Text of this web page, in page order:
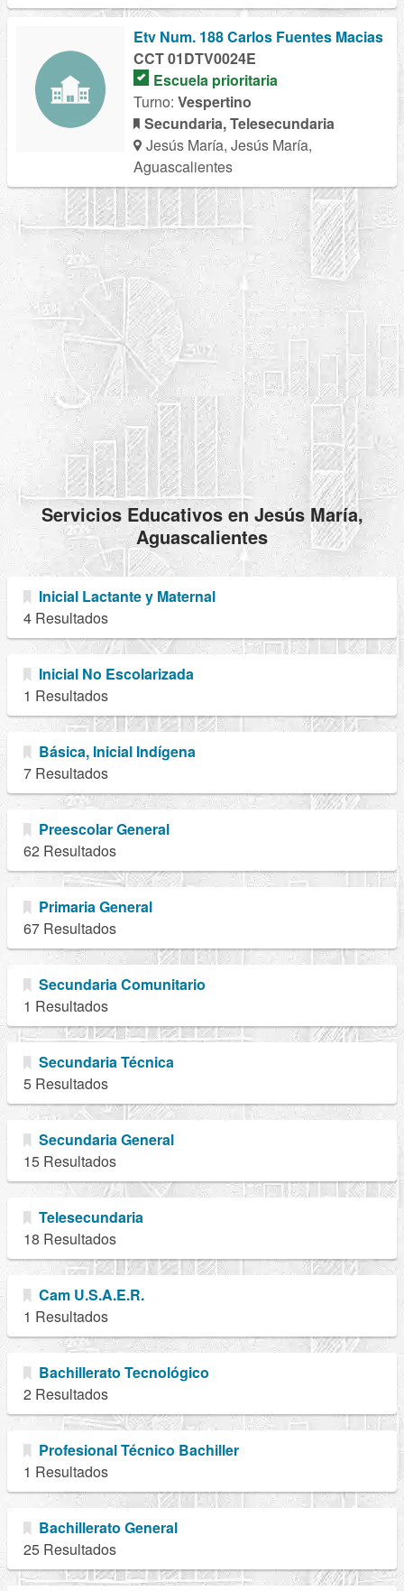
Etv Num. 188 Carlos Fuentes Macias
CCT 01DTV0024E
Escuela prioritaria
Turno: Vespertino
Secundaria, Telesecundaria
Jesús María, Jesús María,
Aguascalientes
Servicios Educativos en Jesús María,
Aguascalientes
Inicial Lactante y Maternal
4 Resultados
Inicial No Escolarizada
1 Resultados
Básica, Inicial Indígena
7 Resultados
Preescolar General
62 Resultados
Primaria General
67 Resultados
Secundaria Comunitario
1 Resultados
Secundaria Técnica
5 Resultados
Secundaria General
15 Resultados
Telesecundaria
18 Resultados
Cam U.S.A.E.R.
1 Resultados
Bachillerato Tecnológico
2 Resultados
Profesional Técnico Bachiller
1 Resultados
Bachillerato General
25 Resultados